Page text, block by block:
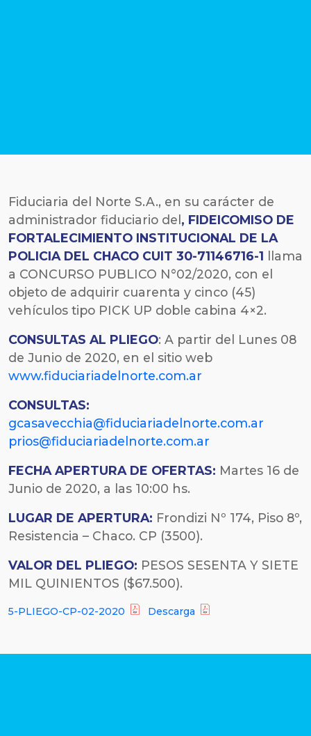
Fiduciaria del Norte S.A., en su carácter de
administrador fiduciario del , FIDEICOMISO DE
FORTALECIMIENTO INSTITUCIONAL DE LA
POLICIA DEL CHACO CUIT 30-71146716-1
llama
a CONCURSO PUBLICO N°02/2020, con el
objeto de adquirir cuarenta y cinco (45)
vehículos tipo PICK UP doble cabina 4×2.
CONSULTAS AL PLIEGO: A partir del Lunes 08
de Junio de 2020, en el sitio web
www.fiduciariadelnorte.com.ar
CONSULTAS:
gcasavecchia@fiduciariadelnorte.com.ar
prios@fiduciariadelnorte.com.ar
FECHA APERTURA DE OFERTAS: Martes 16 de
Junio de 2020, a las 10:00 hs.
LUGAR DE APERTURA: Frondizi Nº 174, Piso 8º,
Resistencia – Chaco. CP (3500).
VALOR DEL PLIEGO: PESOS SESENTA Y SIETE
MIL QUINIENTOS ($67.500).
5-PLIEGO-CP-02-2020 Descarga